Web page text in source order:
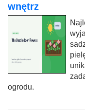
wnętrz
ogrodu.